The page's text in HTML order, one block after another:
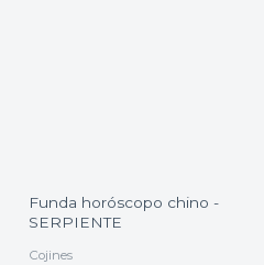
Funda horóscopo chino -
SERPIENTE
Cojines